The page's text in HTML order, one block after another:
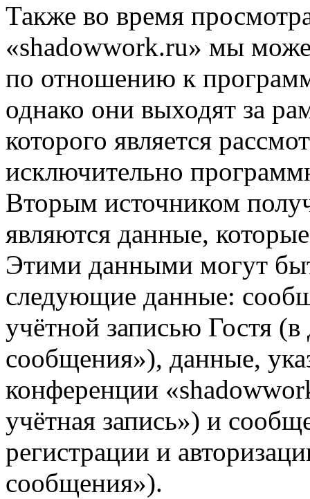
Также во время
«shadowwork.ru» мы
по отношению к
однако они выходят за
которого является
исключительно
Вторым источником
являются данные,
Этими данными могут
следующие данные:
учётной записью Гостя
сообщения»), данные,
конференции
учётная запись») и
регистрации и
сообщения»).